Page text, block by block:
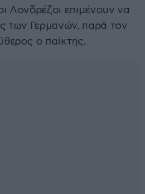
Λονδρέζοι επιμένουν να
των Γερμανών, παρά τον
ο παίκτης.